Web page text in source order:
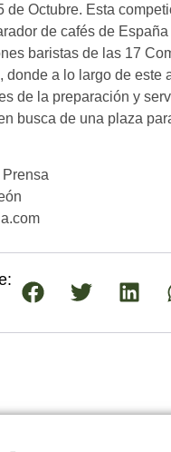
de Octubre. Esta
de cafés de
baristas de las 17
donde a lo largo de este
de la preparación y
busca de una plaza